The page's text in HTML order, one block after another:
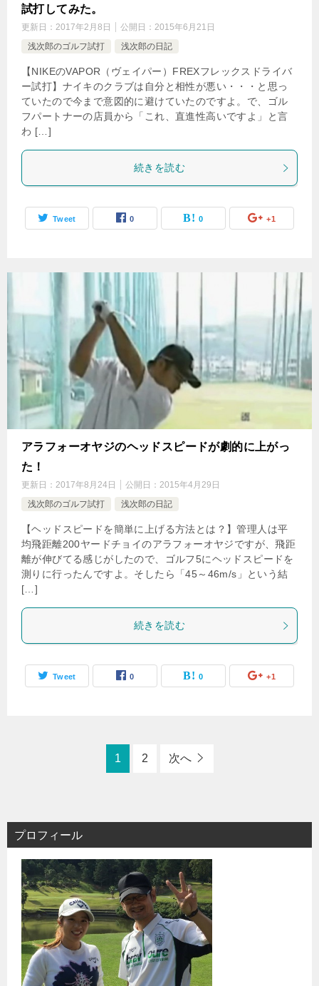
試打してみた。
更新日： 2017年2月8日 公開日： 2015年6月21日
浅次郎のゴルフ試打
浅次郎の日記
【NIKEのVAPOR（ヴェイパー）FREXフレックスドライバ
ー試打】ナイキのクラブは自分と相性が悪い・・・と思っ
ていたので今まで意図的に避けていたのですよ。で、ゴル
フパートナーの店員から「これ、直進性高いですよ」と言
わ […]
続きを読む
Tweet 0 0 +1
アラフォーオヤジのヘッドスピードが劇的に上がっ
た！
更新日： 2017年8月24日 公開日： 2015年4月29日
浅次郎のゴルフ試打
浅次郎の日記
【ヘッドスピードを簡単に上げる方法とは？】管理人は平
均飛距離200ヤードチョイのアラフォーオヤジですが、飛距
離が伸びてる感じがしたので、ゴルフ5にヘッドスピードを
測りに行ったんですよ。そしたら「45～46m/s」という結
[…]
続きを読む
Tweet 0 0 +1
1 2 次へ
プロフィール